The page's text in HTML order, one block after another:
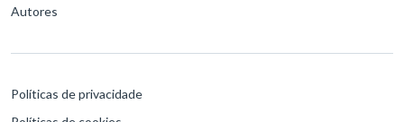
Autores
Políticas de privacidade